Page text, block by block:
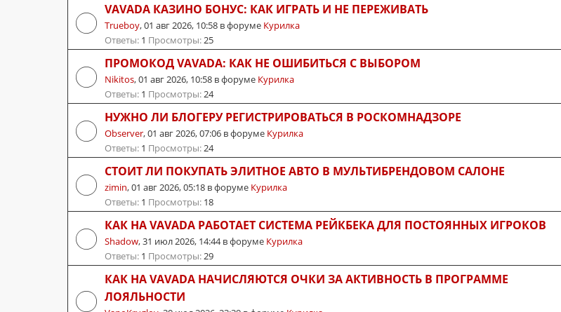
VAVADA КАЗИНО БОНУС: КАК ИГРАТЬ И НЕ ПЕРЕЖИВАТЬ
Trueboy,01 авг 2026, 10:58 в форуме Курилка
Ответы: 1 Просмотры:25
ПРОМОКОД VAVADA: КАК НЕ ОШИБИТЬСЯ С ВЫБОРОМ
Nikitos,01 авг 2026, 10:58 в форуме Курилка
Ответы: 1 Просмотры:24
НУЖНО ЛИ БЛОГЕРУ РЕГИСТРИРОВАТЬСЯ В РОСКОМНАДЗОРЕ
Observer,01 авг 2026, 07:06 в форуме Курилка
Ответы: 1 Просмотры:24
СТОИТ ЛИ ПОКУПАТЬ ЭЛИТНОЕ АВТО В МУЛЬТИБРЕНДОВОМ САЛОНЕ
zimin,01 авг 2026, 05:18 в форуме Курилка
Ответы: 1 Просмотры: 18
КАК НА VAVADA РАБОТАЕТ СИСТЕМА РЕЙКБЕКА ДЛЯ ПОСТОЯННЫХ ИГРОКОВ
Shadow,31 июл 2026, 14:44в форуме Курилка
Ответы: 1 Просмотры:29
КАК НА VAVADA НАЧИСЛЯЮТСЯ ОЧКИ ЗА АКТИВНОСТЬ В ПРОГРАММЕ
ЛОЯЛЬНОСТИ